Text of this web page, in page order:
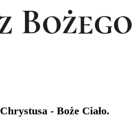
- Boże Ciało.